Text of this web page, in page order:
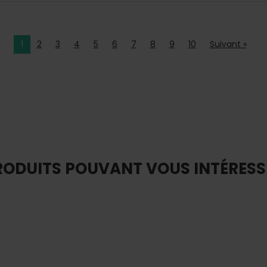
1 2 3 4 5 6 7 8 9 10 Suivant »
POUVANT VOUS